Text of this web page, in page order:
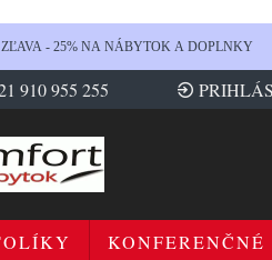
- 25% NA NÁBYTOK A DOPLNKY
910 955 255
KONFERENČNÉ